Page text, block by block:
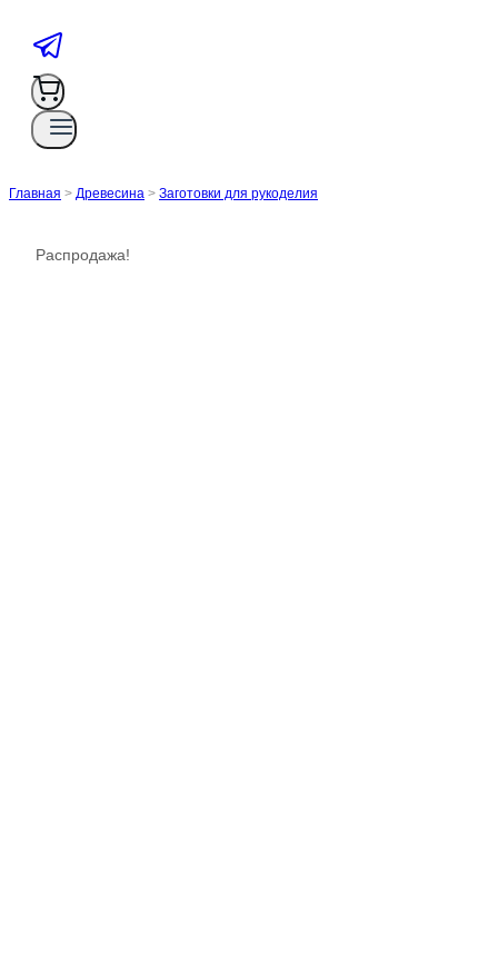
Главная > Древесина > Заготовки для рукоделия
Распродажа!